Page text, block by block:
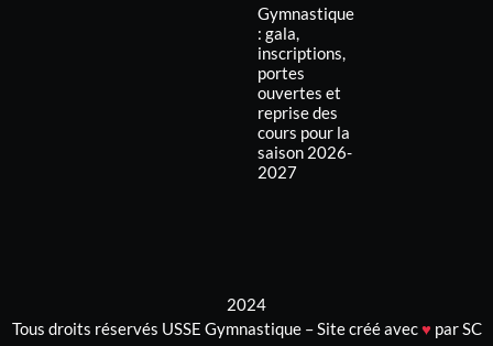
Gymnastique
: gala,
inscriptions,
portes
ouvertes et
reprise des
cours pour la
saison 2026-
2027
2024
Tous droits réservés USSE Gymnastique – Site créé avec♥ par SC